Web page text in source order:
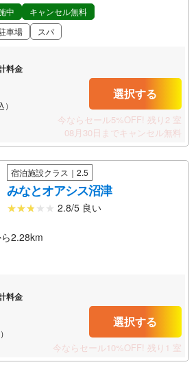
中
キャンセル無料
車場 スパ
料金
選択する
今ならセール5%OFF! 残り2 室
08月30日までキャンセル無料
宿泊施設クラス｜2.5
みなとオアシス沼津
2.8/5 良い
2.28km
料金
選択する
今ならセール10%OFF! 残り1 室